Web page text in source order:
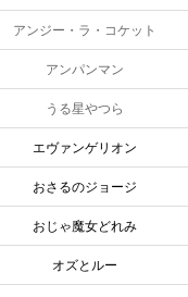
アンジー・ラ・コケット
アンパンマン
うる星やつら
エヴァンゲリオン
おさるのジョージ
おじゃ魔女どれみ
オズとルー
おぱんちゅうさぎ